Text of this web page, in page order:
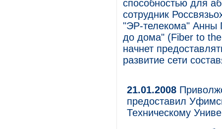
способностью для
сотрудник
"ЭР-телекома" Анны
до дома" (Fiber to
начнет
развитие сети
21.01.2008
предоставил
Техническому